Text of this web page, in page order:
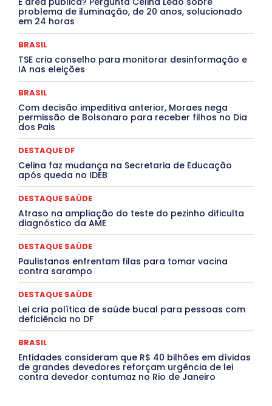
Cultura e Tal
DANÇA Dengue
Denuncia
DESTAQUE BRASIL
DESTAQUE DF
DESTAQUE SAÚDE
Especial
Espírito Santo ESPORTE
ESTÁGIO
EVENTOS
Febre Oropouche
FILMES
Goiás
Jogos Online
JUDICIÁRIO LITERATURA
Maranhão
Marburg
Mato Grosso
Mato Grosso do Sul
MEIO AMBIENTE
MÚSICA
O Plantonista Opinião Oropouche
Pará
Paraíba
PROCESSO SELETIVO
PUBLIEDITORIAL
QUALIFICAÇÃO PROFISSIONAL
RESIDÊNCIA
Rio de Janeiro
Santa Catarina
Saúde Agora
TÁ FROID?
TEATRO TECNOLOGIA
TIC TAC
Tocantins
problema de iluminação, de 20 anos, solucionado
em 24 horas
BRASIL
TSE cria conselho para monitorar desinformação e
IA nas eleições
BRASIL
Com decisão impeditiva anterior, Moraes nega
permissão de Bolsonaro para receber filhos no Dia
dos Pais
DESTAQUE DF
Celina faz mudança na Secretaria de Educação
após queda no IDEB
DESTAQUE SAÚDE
Atraso na ampliação do teste do pezinho dificulta
diagnóstico da AME
DESTAQUE SAÚDE
Paulistanos enfrentam filas para tomar vacina
contra sarampo
DESTAQUE SAÚDE
Lei cria política de saúde bucal para pessoas com
deficiência no DF
BRASIL
Entidades consideram que R$ 40 bilhões em dívidas
de grandes devedores reforçam urgência de lei
contra devedor contumaz no Rio de Janeiro